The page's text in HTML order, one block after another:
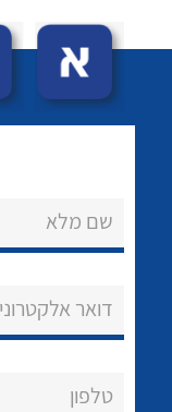
לכל מוצרי היצרן
שם מלא
דואר אלקטרוני
טלפון